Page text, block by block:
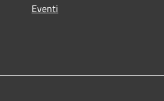
Eventi